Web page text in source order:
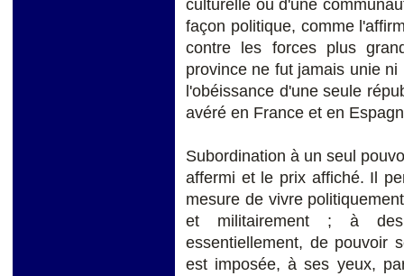
culturelle ou d'une
façon politique, comme
contre les forces plus
province ne fut jamais unie
l'obéissance d'une seule
avéré en France et en
Subordination à un seul
affermi et le prix affiché. Il
mesure de vivre
et militairement ; à
essentiellement, de pouvoir
est imposée, à ses yeux,